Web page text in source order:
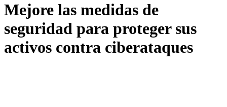
Mejore las medidas de
seguridad para proteger sus
activos contra ciberataques